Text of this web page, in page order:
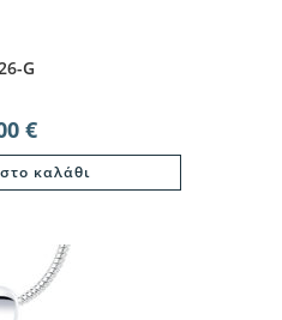
G
€
καλάθι